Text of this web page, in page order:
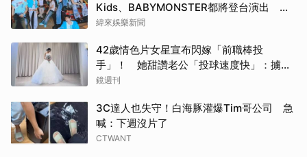
Kids、BABYMONSTER都將登台演出 陣
容直播時間一次看
緯來娛樂新聞
42歲情色片女星宣布閃嫁「前職棒投
手」！ 她甜讚老公「投球速度快」：擄獲
我的心
鏡週刊
3C達人也失守！白海豚灌爆Tim哥公司 急
喊：下週沒片了
CTWANT